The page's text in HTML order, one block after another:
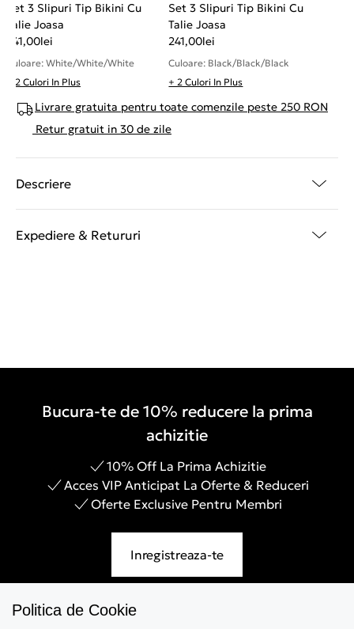
Set 3 Slipuri Tip Bikini Cu
Talie Joasa
241,00lei
Culoare: White/White/White
+ 2 Culori In Plus
Set 3 Slipuri Tip Bikini Cu
Talie Joasa
241,00lei
Culoare: Black/Black/Black
+ 2 Culori In Plus
Livrare gratuita pentru toate comenzile peste 250 RON
Retur gratuit in 30 de zile
Descriere
Expediere & Retururi
Bucura-te de 10% reducere la prima
achizitie
10% Off La Prima Achizitie
Acces VIP Anticipat La Oferte & Reduceri
Oferte Exclusive Pentru Membri
Inregistreaza-te
Politica de Cookie